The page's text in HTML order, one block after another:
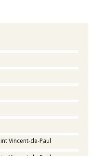
Vincent-de-Paul